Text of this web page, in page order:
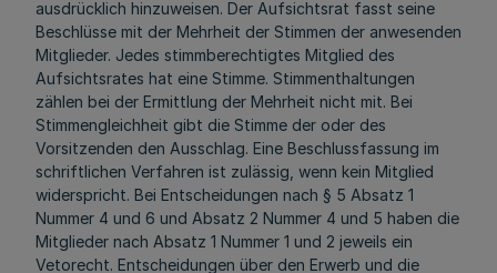
ausdrücklich hinzuweisen. Der Aufsichtsrat fasst seine
Beschlüsse mit der Mehrheit der Stimmen der anwesenden
Mitglieder. Jedes stimmberechtigtes Mitglied des
Aufsichtsrates hat eine Stimme. Stimmenthaltungen
zählen bei der Ermittlung der Mehrheit nicht mit. Bei
Stimmengleichheit gibt die Stimme der oder des
Vorsitzenden den Ausschlag. Eine Beschlussfassung im
schriftlichen Verfahren ist zulässig, wenn kein Mitglied
widerspricht. Bei Entscheidungen nach § 5 Absatz 1
Nummer 4 und 6 und Absatz 2 Nummer 4 und 5 haben die
Mitglieder nach Absatz 1 Nummer 1 und 2 jeweils ein
Vetorecht. Entscheidungen über den Erwerb und die